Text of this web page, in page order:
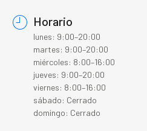
Horario
lunes: 9:00–20:00
martes: 9:00–20:00
miércoles: 8:00–16:00
jueves: 9:00–20:00
viernes: 8:00–16:00
sábado: Cerrado
domingo: Cerrado